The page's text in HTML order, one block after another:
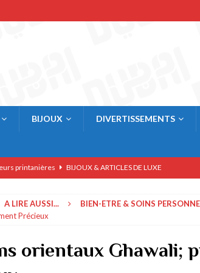
BIJOUX DIVERTISSEMENTS
printanières BIJOUX & ARTICLES DE LUXE
AFFAIRES & ECONOMIE
& COMMERCE
Dubai
A LIRE AUSSI... BIEN-ETRE & SOINS
Précieux
orientaux Ghawali;